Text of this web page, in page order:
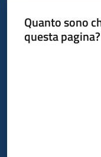
Piattaforme
telematiche
Quanto sono
questa pagina?